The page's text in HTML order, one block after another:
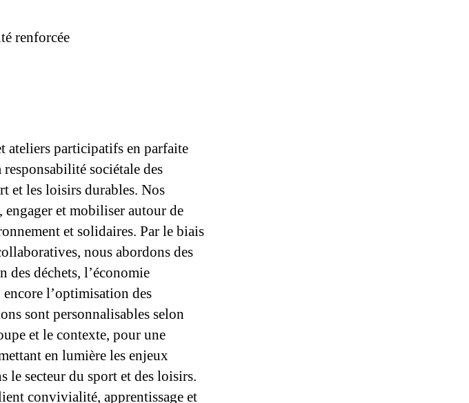
renforcée
ateliers participatifs en parfaite
sociétale des
et les loisirs durables. Nos
et mobiliser autour de
et solidaires. Par le biais
nous abordons des
des déchets, l’économie
l’optimisation des
sont personnalisables selon
et le contexte, pour une
en lumière les enjeux
le secteur du sport et des loisirs.
convivialité, apprentissage et